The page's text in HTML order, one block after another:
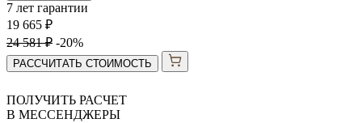
7 лет гарантии
19 665 ₽
24 581₽ -20%
РАССЧИТАТЬ СТОИМОСТЬ
ПОЛУЧИТЬ РАСЧЕТ
В МЕССЕНДЖЕРЫ